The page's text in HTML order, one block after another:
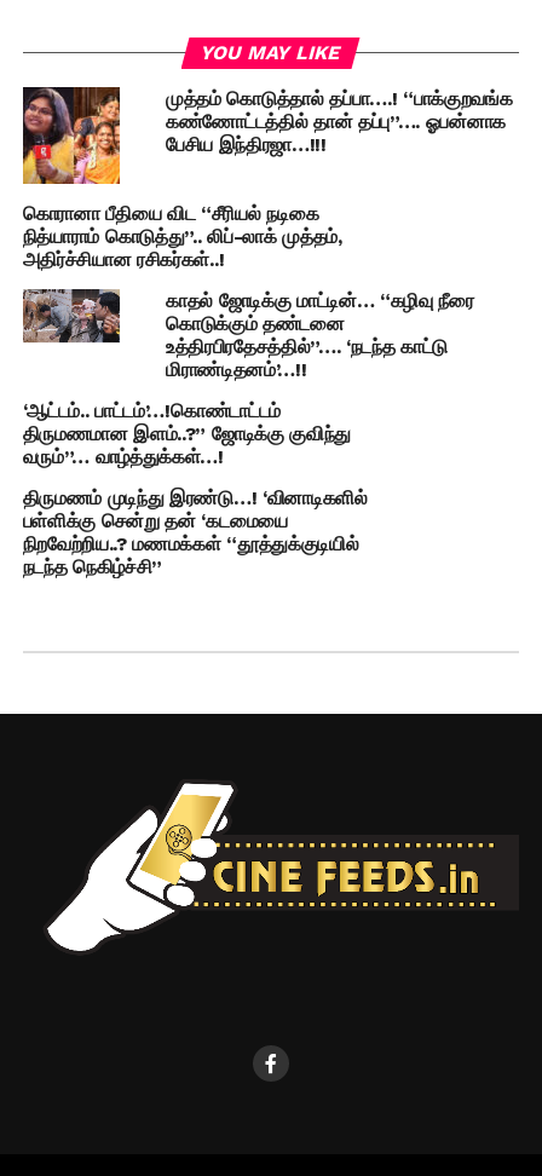
YOU MAY LIKE
முத்தம் கொடுத்தால் தப்பா….! “பாக்குறவங்க
கண்ணோட்டத்தில் தான் தப்பு”…. ஓபன்னாக
பேசிய இந்திரஜா…!!!
கொரானா பீதியை விட “சீரியல் நடிகை
நித்யாராம் கொடுத்து”.. லிப்-லாக் முத்தம்,
அதிர்ச்சியான ரசிகர்கள்..!
காதல் ஜோடிக்கு மாட்டின்… “கழிவு நீரை
கொடுக்கும் தண்டனை
உத்திரபிரதேசத்தில்”…. ‘நடந்த காட்டு
மிராண்டிதனம்’…!!
‘ஆட்டம்.. பாட்டம்’…!கொண்டாட்டம்
திருமணமான இளம்..?” ஜோடிக்கு குவிந்து
வரும்”… வாழ்த்துக்கள்…!
திருமணம் முடிந்து இரண்டு…! ‘வினாடிகளில்
பள்ளிக்கு சென்று தன் ‘கடமையை
நிறவேற்றிய..? மணமக்கள் “தூத்துக்குடியில்
நடந்த நெகிழ்ச்சி”